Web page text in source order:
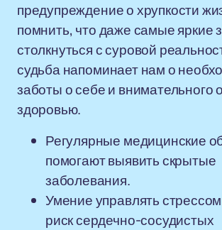
предупреждение о хрупкости
помнить, что даже самые яркие
столкнуться с суровой
судьба напоминает нам о
заботы о себе и внимательного
здоровью.
Регулярные медицинские
помогают выявить скрытые
заболевания.
Умение управлять
риск сердечно-сосудистых